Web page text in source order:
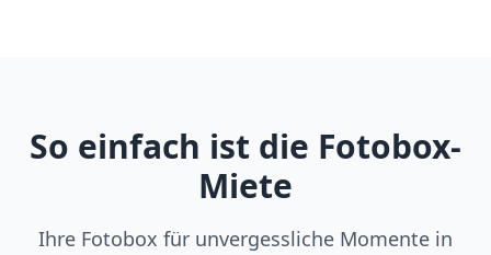
So einfach ist die Fotobox-
Miete
Ihre Fotobox für unvergessliche Momente in